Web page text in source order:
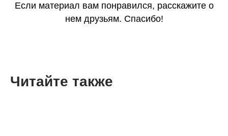
Если материал вам понравился, расскажите о
нем друзьям. Спасибо!
Читайте также